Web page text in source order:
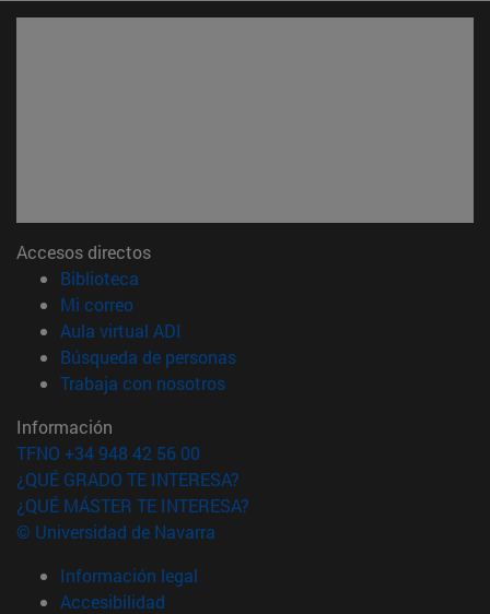
Accesos directos
Biblioteca
Mi correo(abre en nueva ventana)
Aula virtual ADI
Búsqueda de personas(abre en nueva ventana)
Trabaja con nosotros(abre en nueva ventana)
Información
TFNO +34 948 42 56 00
¿QUÉ GRADO TE INTERESA?
¿QUÉ MÁSTER TE INTERESA?
© Universidad de Navarra
Información legal
Accesibilidad